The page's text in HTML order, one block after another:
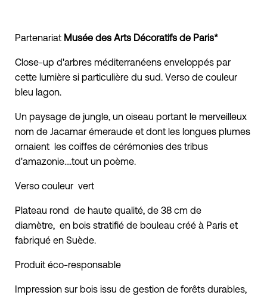
Partenariat Musée des Arts Décoratifs de Paris*
Close-up d'arbres méditerranéens enveloppés par
cette lumière si particulière du sud. Verso de couleur
bleu lagon.
Un paysage de jungle, un oiseau portant le merveilleux
nom de Jacamar émeraude et dont les longues plumes
ornaient les coiffes de cérémonies des tribus
d'amazonie....tout un poème.
Verso couleur vert
Plateau rond de haute qualité, de 38 cm de
diamètre, en bois stratifié de bouleau créé à Paris et
fabriqué en Suède.
Produit éco-responsable
Impression sur bois issu de gestion de forêts durables,